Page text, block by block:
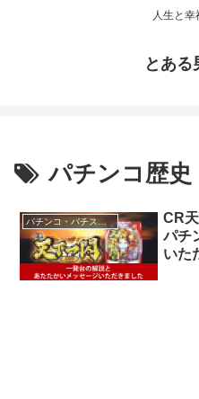
人生と幸
とある
パチンコ歴史
パチンコ・パチスロ実践記・雑記
CR
パチ
いた